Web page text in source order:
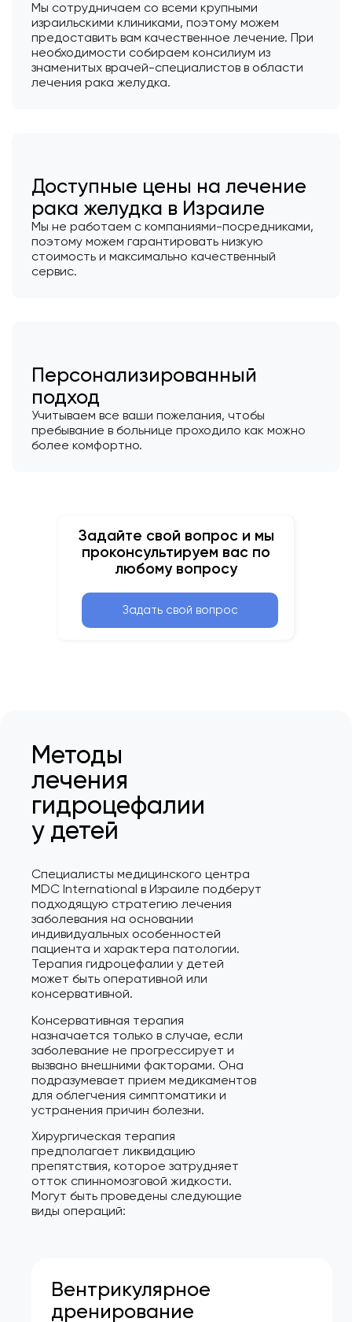
Мы сотрудничаем со всеми крупными
израильскими клиниками, поэтому можем
предоставить вам качественное лечение. При
необходимости собираем консилиум из
знаменитых врачей-специалистов в области
лечения рака желудка.
Доступные цены на лечение
рака желудка в Израиле
Мы не работаем с компаниями-посредниками,
поэтому можем гарантировать низкую
стоимость и максимально качественный
сервис.
Персонализированный
подход
Учитываем все ваши пожелания, чтобы
пребывание в больнице проходило как можно
более комфортно.
Задайте свой вопрос и мы
проконсультируем вас по
любому вопросу
Задать свой вопрос
Методы
лечения
гидроцефалии
у детей
Специалисты медицинского центра
MDC International в Израиле подберут
подходящую стратегию лечения
заболевания на основании
индивидуальных особенностей
пациента и характера патологии.
Терапия гидроцефалии у детей
может быть оперативной или
консервативной.
Консервативная терапия
назначается только в случае, если
заболевание не прогрессирует и
вызвано внешними факторами. Она
подразумевает прием медикаментов
для облегчения симптоматики и
устранения причин болезни.
Хирургическая терапия
предполагает ликвидацию
препятствия, которое затрудняет
отток спинномозговой жидкости.
Могут быть проведены следующие
виды операций:
Вентрикулярное
дренирование